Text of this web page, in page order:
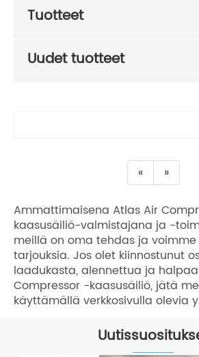
Tuotteet
Uudet tuotteet
« »
Ammattimaisena Atlas Air
kaasusäiliö-valmistajana ja -
meillä on oma tehdas ja
tarjouksia. Jos olet kiinnostunut
laadukasta, alennettua ja
Compressor -kaasusäiliö, jätä
käyttämällä verkkosivulla olevia